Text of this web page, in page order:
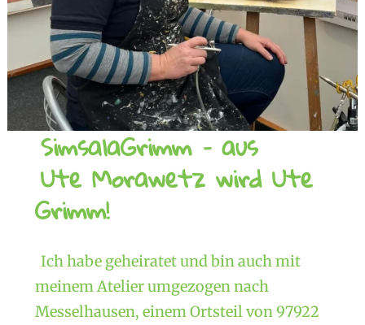
SimsalaGrimm – aus
Ute Morawetz wird Ute
Grimm!
Ich habe geheiratet und bin auch mit
meinem Atelier umgezogen nach
Messelhausen, einem Ortsteil von 97922